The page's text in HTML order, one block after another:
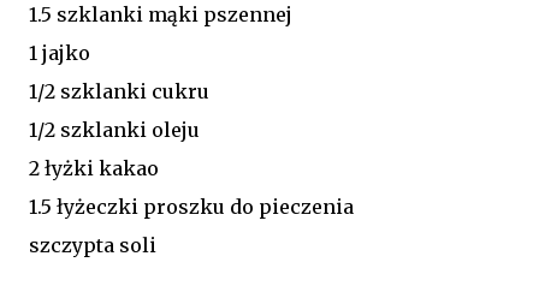
1.5 szklanki mąki pszennej
1 jajko
1/2 szklanki cukru
1/2 szklanki oleju
2 łyżki kakao
1.5 łyżeczki proszku do pieczenia
szczypta soli